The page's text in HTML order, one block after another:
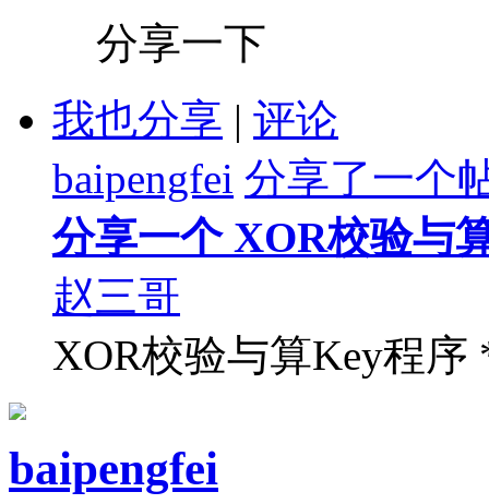
分享一下
我也分享 | 评论
baipengfei 分享了一个
分享一个 XOR校验与
赵三哥
XOR校验与算Key程
baipengfei